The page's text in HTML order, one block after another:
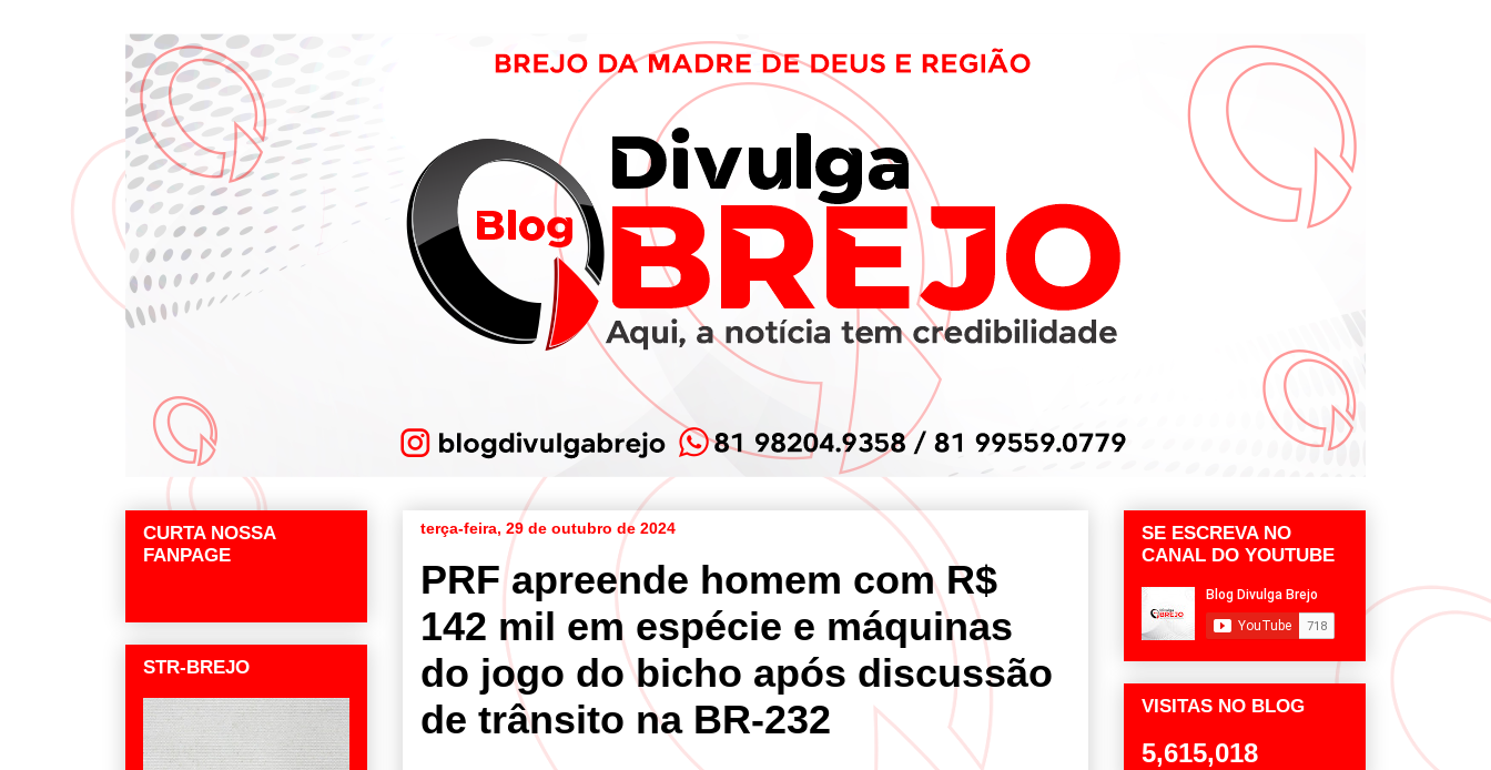
terça-feira, 29 de outubro de 2024
PRF apreende homem com R$
142 mil em espécie e máquinas
do jogo do bicho após discussão
de trânsito na BR-232
CURTA NOSSA
FANPAGE
STR-BREJO
SE ESCREVA NO
CANAL DO YOUTUBE
VISITAS NO BLOG
5,615,018